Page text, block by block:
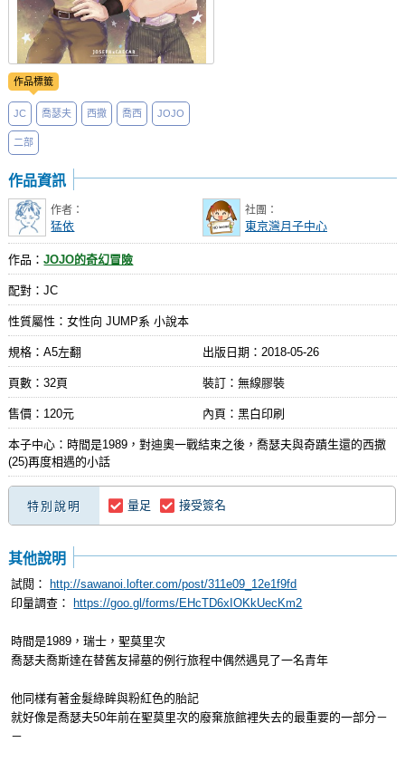
作品標籤
JC 喬瑟夫 西撒 喬西 JOJO
二部
作品資訊
作者：
猛依
社團：
東京灣月子中心
作品：JOJO的奇幻冒險
配對：JC
性質屬性：女性向 JUMP系 小說本
規格：A5左翻 出版日期： 2018-05-26
頁數：32頁 裝訂：無線膠裝
售價：120元 內頁：黑白印刷
本子中心：時間是1989，對迪奧一戰結束之後，喬瑟夫與奇蹟生還的西撒
(25)再度相遇的小話
特別說明 量足 接受簽名
其他說明
試閱：
http://sawanoi.lofter.com/post/311e09_12e1f9fd
印量調查：
https://goo.gl/forms/EHcTD6xIOKkUecKm2
時間是1989，瑞士，聖莫里次
喬瑟夫喬斯達在替舊友掃墓的例行旅程中偶然遇見了一名青年
他同樣有著金髮綠眸與粉紅色的胎記
就好像是喬瑟夫50年前在聖莫里次的廢棄旅館裡失去的最重要的一部分－
－